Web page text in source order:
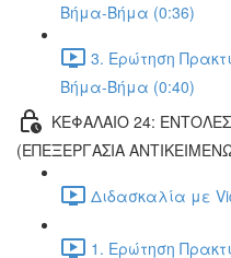
Βήμα-Βήμα (0:36)
3. Ερώτηση
Βήμα-Βήμα (0:40)
ΚΕΦΑΛΑΙΟ 24: ΕΝΤΟΛΕΣ
(ΕΠΕΞΕΡΓΑΣΙΑ
Διδασκαλία με
1. Ερώτηση